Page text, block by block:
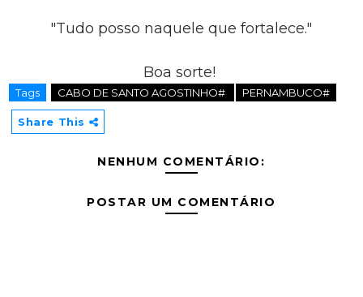
"Tudo posso naquele que fortalece."
Boa sorte!
Tags CABO DE SANTO AGOSTINHO# PERNAMBUCO#
Share This
NENHUM COMENTÁRIO:
POSTAR UM COMENTÁRIO